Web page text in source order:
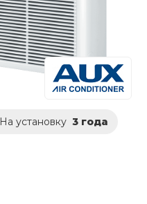
На установку 3 года